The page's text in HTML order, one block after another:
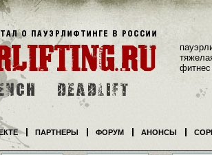
фитнес
ПАРТНЕРЫ ФОРУМ АНОНСЫ